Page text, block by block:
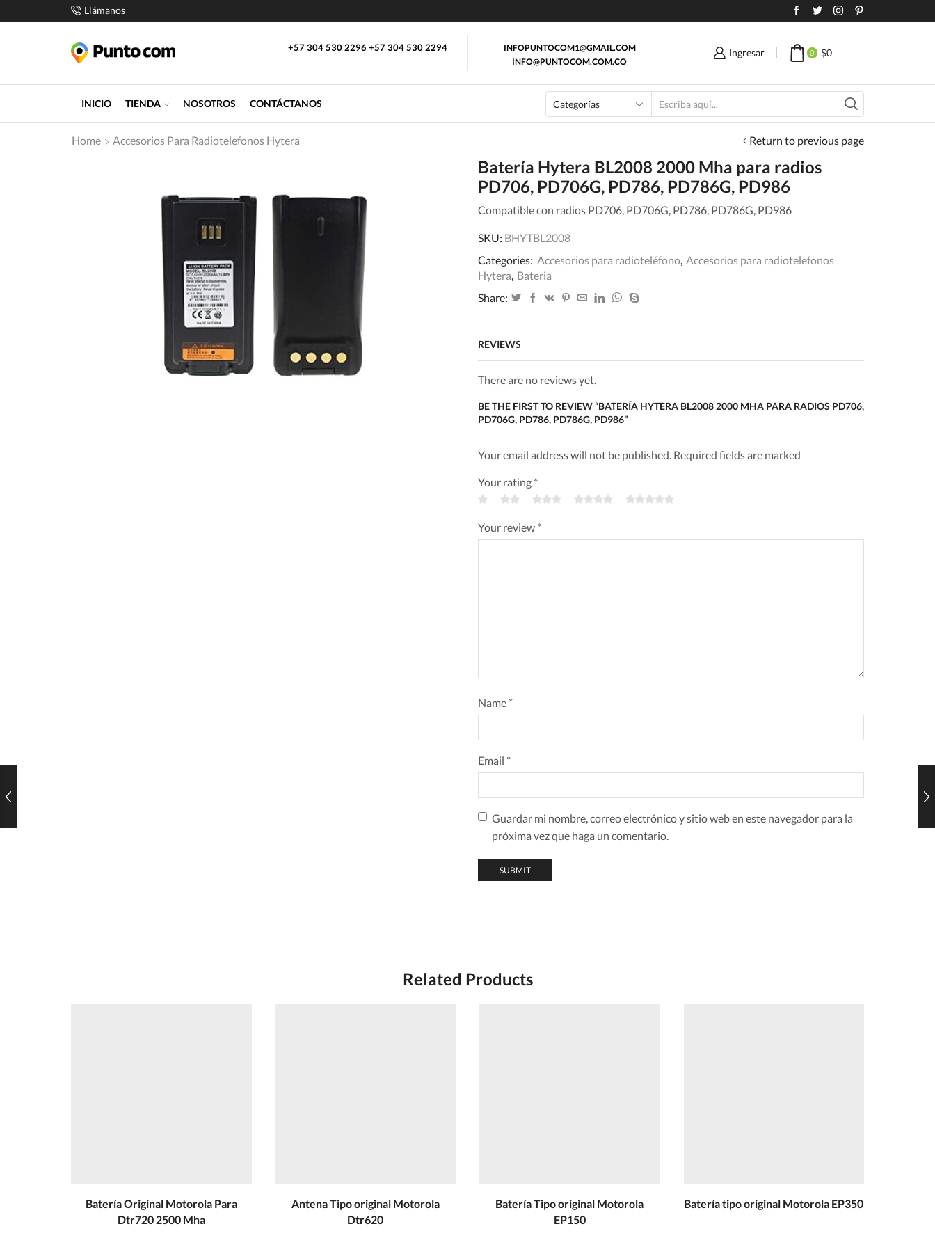
Llámanos
+57 304 530 2296 +57 304 530 2294
INFOPUNTOCOM1@GMAIL.COM
INFO@PUNTOCOM.COM.CO
Ingresar 0 $0
INICIO TIENDA NOSOTROS CONTÁCTANOS
Search
input
Home Accesorios Para Radiotelefonos Hytera Return to previous page
Batería Hytera BL2008 2000 Mha para radios
PD706, PD706G, PD786, PD786G, PD986
Compatible con radios PD706, PD706G, PD786, PD786G, PD986
SKU: BHYTBL2008
Categories: Accesorios para radioteléfono, Accesorios para radiotelefonos
Hytera, Bateria
Share:
REVIEWS
There are no reviews yet.
BE THE FIRST TO REVIEW “BATERÍA HYTERA BL2008 2000 MHA PARA RADIOS PD706,
PD706G, PD786, PD786G, PD986”
Your email address will not be published. Required fields are marked
Your rating *
Your review *
Name *
Email *
Guardar mi nombre, correo electrónico y sitio web en este navegador para la
próxima vez que haga un comentario.
Related Products
Batería Original Motorola Para
Dtr720 2500 Mha
Antena Tipo original Motorola
Dtr620
Batería Tipo original Motorola
EP150
Batería tipo original Motorola EP350